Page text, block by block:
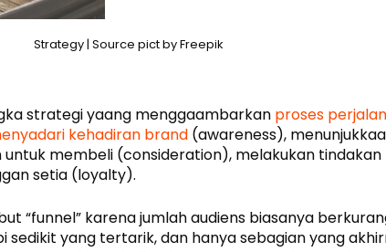
Strategy | Source pict by Freepik
strategi yaang menggaambarkan proses
kehadiran brand (awareness),
membeli (consideration), melakukan
setia (loyalty).
“funnel” karena jumlah audiens biasanya
yang tertarik, dan hanya sebagian yang